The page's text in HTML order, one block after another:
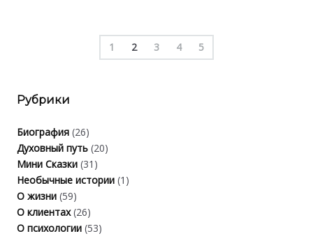
1 2 3 4 5
Рубрики
Биография (26)
Духовный путь (20)
Мини Сказки (31)
Необычные истории (1)
О жизни (59)
О клиентах(26)
О психологии (53)